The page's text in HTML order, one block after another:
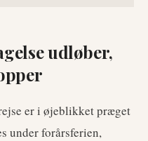
udløber,
er i øjeblikket præget
under forårsferien,